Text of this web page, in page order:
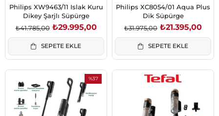
Philips XW9463/11 Islak Kuru
Dikey Şarjlı Süpürge
₺29.995,00
₺41.785,00
SEPETE EKLE
Philips XC8054/01 Aqua Plus
Dik Süpürge
₺21.395,00
₺31.975,00
SEPETE EKLE
%37
İndirim
%37İndirim